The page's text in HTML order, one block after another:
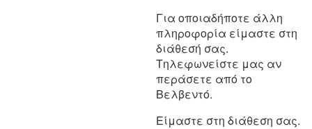
Για οποιαδήποτε άλλη
πληροφορία είμαστε στη
διάθεσή σας.
Τηλεφωνείστε μας αν
περάσετε από το
Βελβεντό.
Είμαστε στη διάθεση σας.